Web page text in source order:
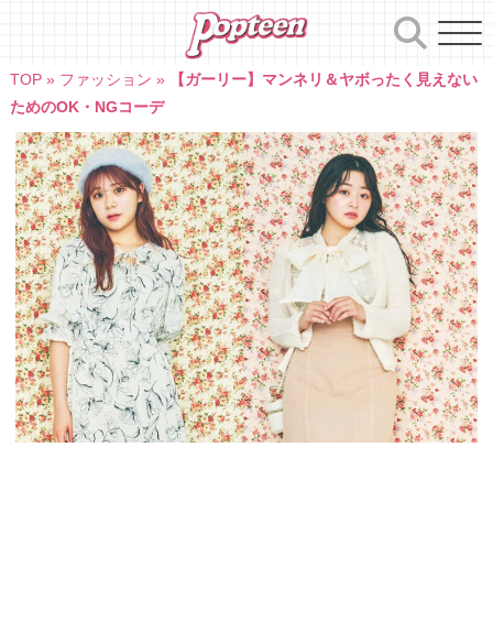
TOP» ファッション »
【ガーリー】マンネリ＆ヤボったく見えない
ためのOK・NGコーデ